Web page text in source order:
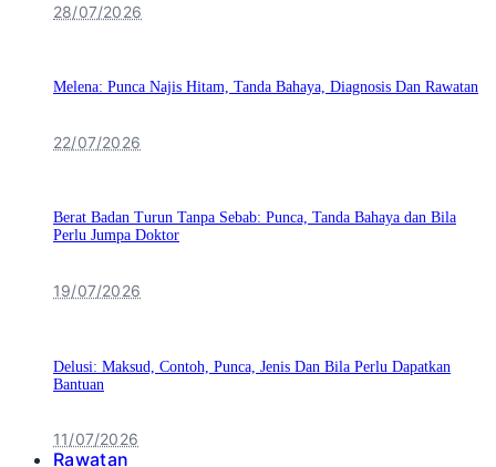
28/07/2026
Melena: Punca Najis Hitam, Tanda Bahaya, Diagnosis Dan Rawatan
22/07/2026
Berat Badan Turun Tanpa Sebab: Punca, Tanda Bahaya dan Bila
Perlu Jumpa Doktor
19/07/2026
Delusi: Maksud, Contoh, Punca, Jenis Dan Bila Perlu Dapatkan
Bantuan
11/07/2026
Rawatan